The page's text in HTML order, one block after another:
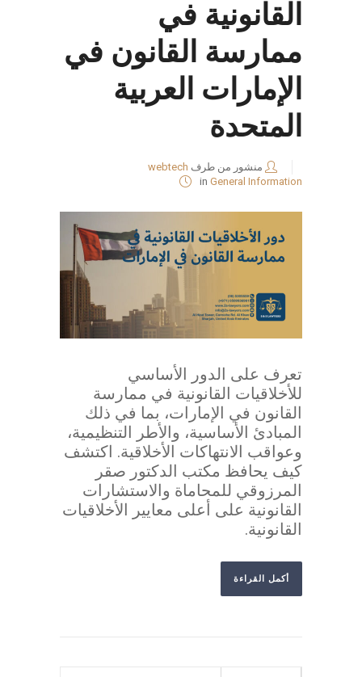
القانونية في
ممارسة القانون في
الإمارات العربية
المتحدة
منشور من طرف webtech
in General Information
تعرف على الدور الأساسي
للأخلاقيات القانونية في ممارسة
القانون في الإمارات، بما في ذلك
المبادئ الأساسية، والأطر التنظيمية،
وعواقب الانتهاكات الأخلاقية. اكتشف
كيف يحافظ مكتب الدكتور صقر
المرزوقي للمحاماة والاستشارات
القانونية على أعلى معايير الأخلاقيات
القانونية.
أكمل القراءة